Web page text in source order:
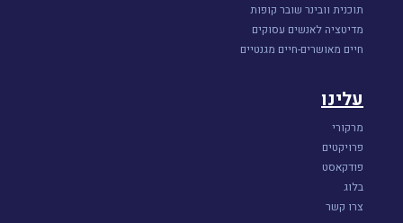
תוכנית וובינר שובר קופות
מדיטציה לאנשים עסוקים
חיים מאושרים-חיים מגנטיים
עלינו
מרקורי
פרויקטים
פודקאסט
בלוג
צרו קשר